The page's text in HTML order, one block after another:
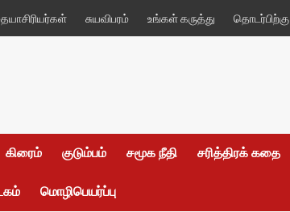
சுயவிபரம் உங்கள் கருத்து தொடர்பிற்கு
கிரைம் குடும்பம் சமூக நீதி சரித்திரக் கதை
மொழிபெயர்ப்பு